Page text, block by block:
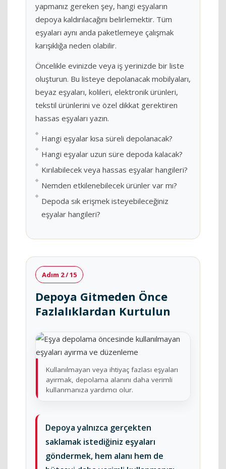
yapmanız gereken şey, hangi eşyaların
depoya kaldırılacağını belirlemektir. Tüm
eşyaları aynı anda paketlemeye çalışmak
karışıklığa neden olabilir.
Öncelikle evinizde veya iş yerinizde bir liste
oluşturun. Bu listeye depolanacak mobilyaları,
beyaz eşyaları, kolileri, elektronik ürünleri,
tekstil ürünlerini ve özel dikkat gerektiren
hassas eşyaları yazın.
Hangi eşyalar kısa süreli depolanacak?
Hangi eşyalar uzun süre depoda kalacak?
Kırılabilecek veya hassas eşyalar hangileri?
Nemden etkilenebilecek ürünler var mı?
Depoda sık erişmek isteyebileceğiniz
eşyalar hangileri?
Adım 2 / 15
Depoya Gitmeden Önce
Fazlalıklardan Kurtulun
Kullanılmayan veya ihtiyaç fazlası eşyaları
ayırmak, depolama alanını daha verimli
kullanmanıza yardımcı olur.
Depoya yalnızca gerçekten
saklamak istediğiniz eşyaları
göndermek, hem alanı hem de